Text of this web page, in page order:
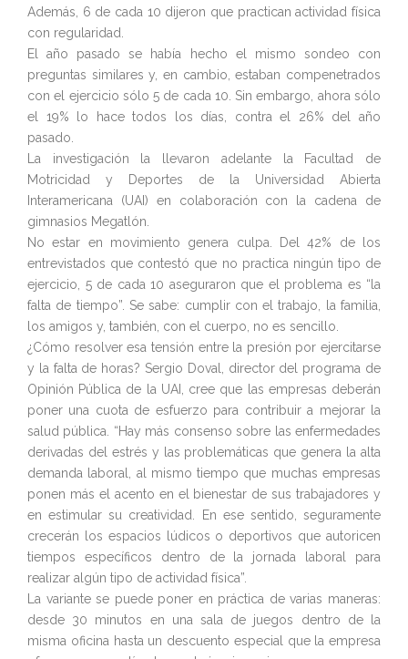
Además, 6 de cada 10 dijeron que practican actividad física
con regularidad.
El año pasado se había hecho el mismo sondeo con
preguntas similares y, en cambio, estaban compenetrados
con el ejercicio sólo 5 de cada 10. Sin embargo, ahora sólo
el 19% lo hace todos los días, contra el 26% del año
pasado.
La investigación la llevaron adelante la Facultad de
Motricidad y Deportes de la Universidad Abierta
Interamericana (UAI) en colaboración con la cadena de
gimnasios Megatlón.
No estar en movimiento genera culpa. Del 42% de los
entrevistados que contestó que no practica ningún tipo de
ejercicio, 5 de cada 10 aseguraron que el problema es “la
falta de tiempo”. Se sabe: cumplir con el trabajo, la familia,
los amigos y, también, con el cuerpo, no es sencillo.
¿Cómo resolver esa tensión entre la presión por ejercitarse
y la falta de horas? Sergio Doval, director del programa de
Opinión Pública de la UAI, cree que las empresas deberán
poner una cuota de esfuerzo para contribuir a mejorar la
salud pública. “Hay más consenso sobre las enfermedades
derivadas del estrés y las problemáticas que genera la alta
demanda laboral, al mismo tiempo que muchas empresas
ponen más el acento en el bienestar de sus trabajadores y
en estimular su creatividad. En ese sentido, seguramente
crecerán los espacios lúdicos o deportivos que autoricen
tiempos específicos dentro de la jornada laboral para
realizar algún tipo de actividad física”.
La variante se puede poner en práctica de varias maneras:
desde 30 minutos en una sala de juegos dentro de la
misma oficina hasta un descuento especial que la empresa